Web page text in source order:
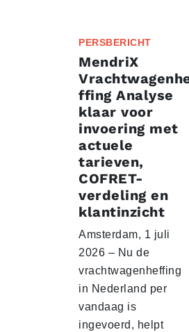
PERSBERICHT
MendriX
ffing Analyse
klaar voor
invoering met
actuele
tarieven,
COFRET-
verdeling en
klantinzicht
Amsterdam, 1 juli
2026 – Nu de
vrachtwagenheffing
in Nederland per
vandaag is
ingevoerd, helpt